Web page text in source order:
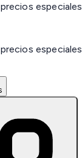
especiales
especiales